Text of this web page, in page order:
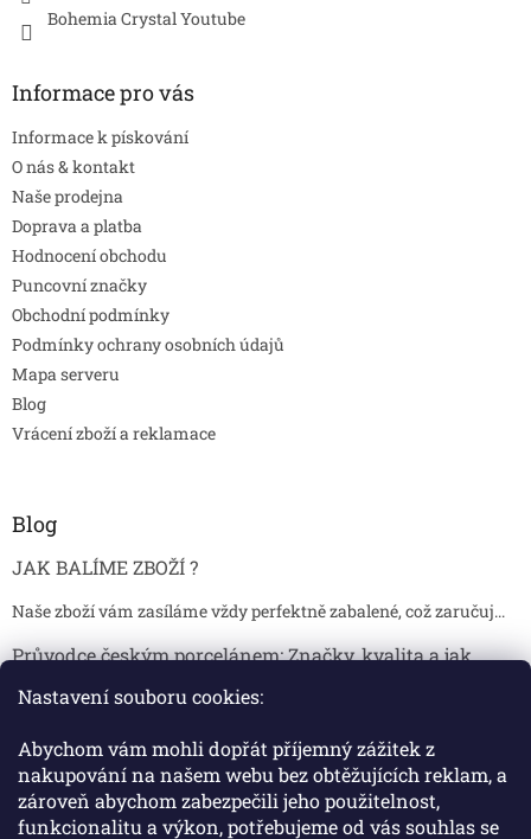
Nastavení souboru cookies:
Abychom vám mohli dopřát příjemný zážitek z
nakupování na našem webu bez obtěžujících reklam, a
zároveň abychom zabezpečili jeho použitelnost,
funkcionalitu a výkon, potřebujeme od vás souhlas se
Bohemia Crystal Youtube
Informace pro vás
Informace k pískování
O nás & kontakt
Naše prodejna
Doprava a platba
Hodnocení obchodu
Puncovní značky
Obchodní podmínky
Podmínky ochrany osobních údajů
Mapa serveru
Blog
Vrácení zboží a reklamace
Blog
JAK BALÍME ZBOŽÍ ?
Naše zboží vám zasíláme vždy perfektně zabalené, což zaručuj...
Průvodce českým porcelánem: Značky, kvalita a jak
Jak skladovat broušené sklenice, aby se nepoškodily?
Broušené sklenice jsou symbolem elegance, tradice a luxusu. ...